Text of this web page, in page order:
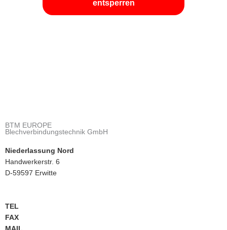
entsperren
BTM EUROPE
Blechverbindungstechnik GmbH
Niederlassung Nord
Handwerkerstr. 6
D-59597 Erwitte
TEL
FAX